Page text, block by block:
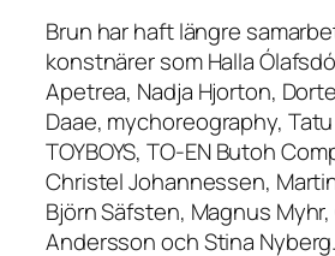
Brun har haft längre
konstnärer som Halla
Apetrea, Nadja Hjorton,
Daae, mychoreography,
TOYBOYS, TO-EN Butoh
Christel Johannessen,
Björn Säfsten, Magnus Myhr,
Andersson och Stina Nyberg.